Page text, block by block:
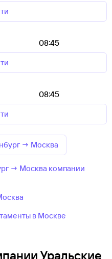
08:45
08:45
→ Москва
→ Москва компании
в Москве
Уральские